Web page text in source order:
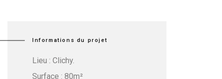
Informations du projet
Lieu : Clichy.
Surface : 80m²